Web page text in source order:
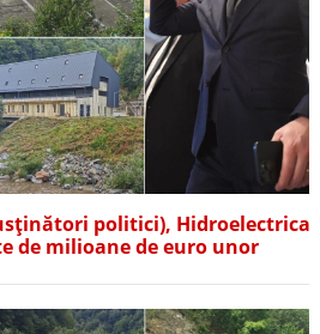
politici), Hidroelectrica
de milioane de euro unor